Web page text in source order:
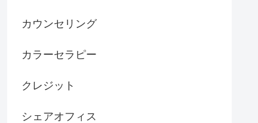
カウンセリング
カラーセラピー
クレジット
シェアオフィス